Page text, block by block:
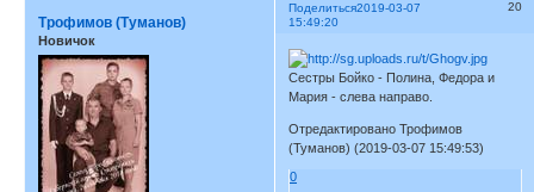
Поделиться 20
2019-03-07
15:49:20
Трофимов (Туманов)
Новичок
Сестры Бойко - Полина, Федора и
Мария - слева направо.
Отредактировано Трофимов
(Туманов) (2019-03-07 15:49:53)
0